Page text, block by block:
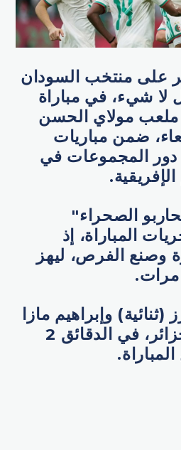
على منتخب السودان
لا شيء، في مباراة
مولاي الحسن
ضمن مباريات
دور المجموعات في
الصحراء"
المباراة، إذ
وصنع الفرص، ليهز
وإبراهيم مازا
أهداف منتخب الجزائر، في الدقائق 2